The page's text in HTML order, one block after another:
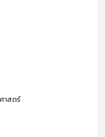
าสตร์